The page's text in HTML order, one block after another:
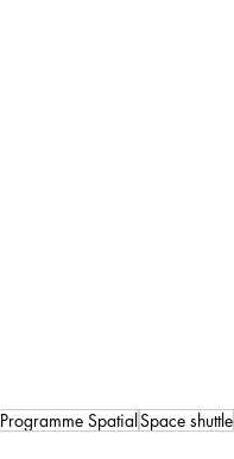
Programme SpatialSpace shuttle